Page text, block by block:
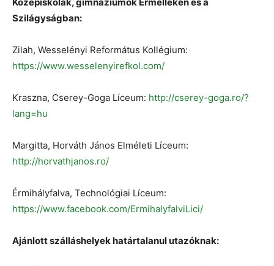
Szilágyságban:
Zilah, Wesselényi Református Kollégium:
https://www.wesselenyirefkol.com/
Kraszna, Cserey-Goga Líceum: http://cserey-goga.ro/?
lang=hu
Margitta, Horváth János Elméleti Líceum:
http://horvathjanos.ro/
Érmihályfalva, Technológiai Líceum:
https://www.facebook.com/ErmihalyfalviLici/
Ajánlott szálláshelyek határtalanul utazóknak: